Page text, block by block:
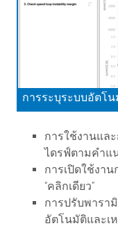
การระบุระบบอัตโ
การใช้งานแล
ไดรฟ์ตามคำแ
การเปิดใช้งาน
“คลิกเดียว”
การปรับพารา
อัตโนมัติและเ